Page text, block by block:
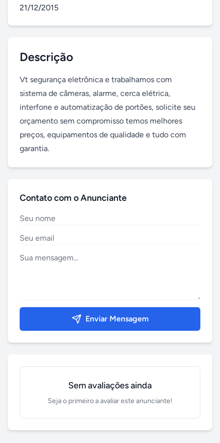
21/12/2015
Descrição
Vt segurança eletrônica e trabalhamos com
sistema de câmeras, alarme, cerca elétrica,
interfone e automatização de portões, solicite seu
orçamento sem compromisso temos melhores
preços, equipamentos de qualidade e tudo com
garantia.
Contato com o Anunciante
Enviar Mensagem
Sem avaliações ainda
Seja o primeiro a avaliar este anunciante!